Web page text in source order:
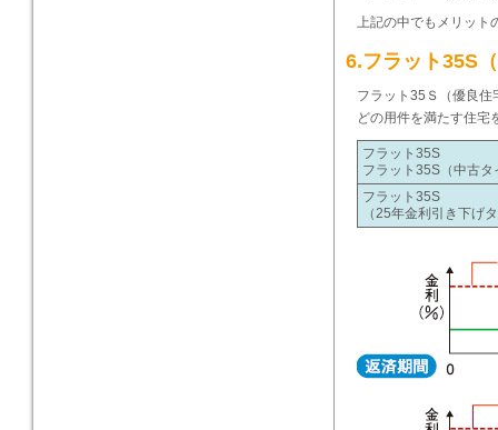
上記の中でもメリット
6.フラット35S
フラット35Ｓ（優良
どの用件を満たす住宅
フラット35S
フラット35S（中古タ
フラット35S
（25年金利引き下げ